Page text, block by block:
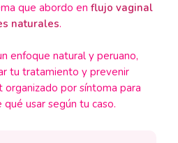
que abordo enflujo vaginal
naturales.
enfoque natural y peruano,
tu tratamiento y prevenir
organizado por síntoma para
usar según tu caso.